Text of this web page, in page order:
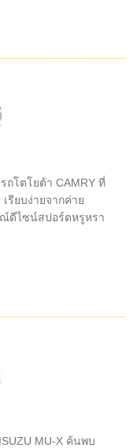
ถโตโยต้า CAMRY ที่
รียบง่ายจากค่าย
ดีไซน์สปอร์ตหรูหรา
MU-X ค้นพบ